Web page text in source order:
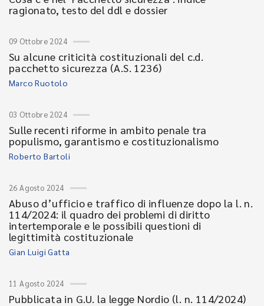
ragionato, testo del ddl e dossier
09 Ottobre 2024
Su alcune criticità costituzionali del c.d.
pacchetto sicurezza (A.S. 1236)
Marco Ruotolo
03 Ottobre 2024
Sulle recenti riforme in ambito penale tra
populismo, garantismo e costituzionalismo
Roberto Bartoli
26 Agosto 2024
Abuso d’ufficio e traffico di influenze dopo la l. n.
114/2024: il quadro dei problemi di diritto
intertemporale e le possibili questioni di
legittimità costituzionale
Gian Luigi Gatta
11 Agosto 2024
Pubblicata in G.U. la legge Nordio (l. n. 114/2024)